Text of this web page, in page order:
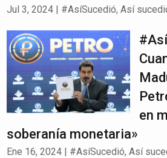
Jul 3, 2024 | #AsíSucedió,Así
en
soberanía monetaria»
Ene 16, 2024 | #AsíSucedió,Así